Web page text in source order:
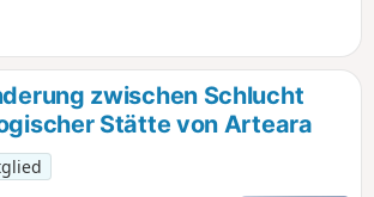
Schatten. Nehmen Sie
mit.Da die Schlucht in
(GC-550) liegt, werden
sicherlich viele Menschen
zwischen Schlucht
Stätte von Arteara